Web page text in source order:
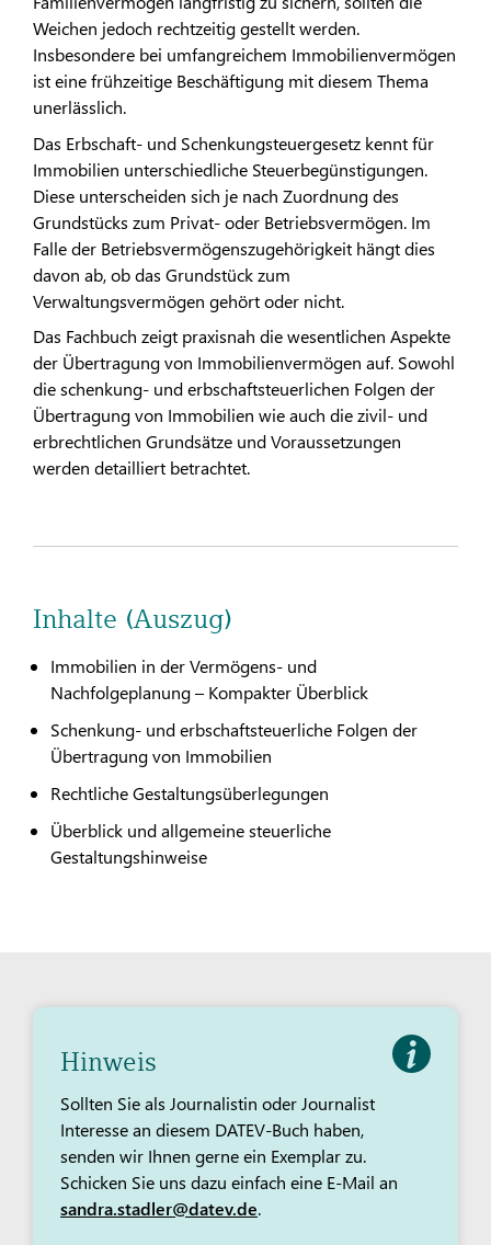
Weichen jedoch rechtzeitig gestellt werden.
Insbesondere bei umfangreichem Immobilienvermögen
ist eine frühzeitige Beschäftigung mit diesem Thema
unerlässlich.
Das Erbschaft- und Schenkungsteuergesetz kennt für
Immobilien unterschiedliche Steuerbegünstigungen.
Diese unterscheiden sich je nach Zuordnung des
Grundstücks zum Privat- oder Betriebsvermögen. Im
Falle der Betriebsvermögenszugehörigkeit hängt dies
davon ab, ob das Grundstück zum
Verwaltungsvermögen gehört oder nicht.
Das Fachbuch zeigt praxisnah die wesentlichen Aspekte
der Übertragung von Immobilienvermögen auf. Sowohl
die schenkung- und erbschaftsteuerlichen Folgen der
Übertragung von Immobilien wie auch die zivil- und
erbrechtlichen Grundsätze und Voraussetzungen
werden detailliert betrachtet.
Inhalte (Auszug)
Immobilien in der Vermögens- und
Nachfolgeplanung – Kompakter Überblick
Schenkung- und erbschaftsteuerliche Folgen der
Übertragung von Immobilien
Rechtliche Gestaltungsüberlegungen
Überblick und allgemeine steuerliche
Gestaltungshinweise
Hinweis
Sollten Sie als Journalistin oder Journalist
Interesse an diesem DATEV-Buch haben,
senden wir Ihnen gerne ein Exemplar zu.
Schicken Sie uns dazu einfach eine E-Mail an
sandra.stadler@datev.de.